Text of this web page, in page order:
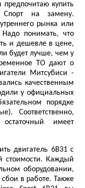
купить
на замену.
рынка или
Надо понимать, что
и дешевле в цене,
будет лучше, чем у
ТО дают о
Митсубиси -
качественным
у официальных
порядке
Соответственно,
имеет
двигатель 6B31 с
стоимости. Каждый
оборудовании,
в работе. Также